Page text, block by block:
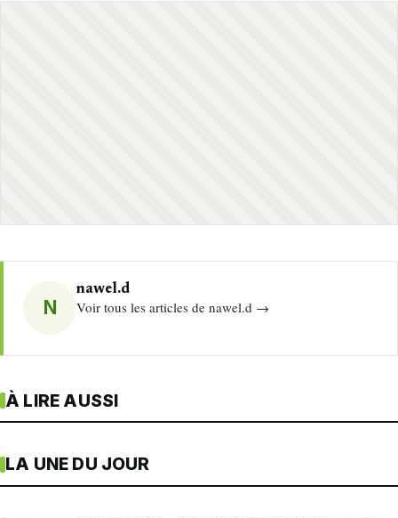
N
nawel.d
Voir tous les articles de nawel.d →
À LIRE AUSSI
LA UNE DU JOUR